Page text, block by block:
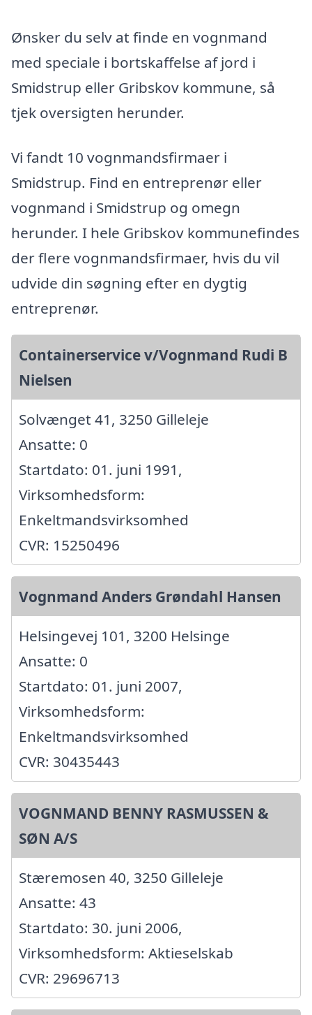
Ønsker du selv at finde en vognmand
med speciale i bortskaffelse af jord i
Smidstrup eller Gribskov kommune, så
tjek oversigten herunder.
Vi fandt 10 vognmandsfirmaer i
Smidstrup. Find en entreprenør eller
vognmand i Smidstrup og omegn
herunder. I hele Gribskov kommunefindes
der flere vognmandsfirmaer, hvis du vil
udvide din søgning efter en dygtig
entreprenør.
Containerservice v/Vognmand Rudi B
Nielsen
Solvænget 41, 3250 Gilleleje
Ansatte: 0
Startdato: 01. juni 1991,
Virksomhedsform:
Enkeltmandsvirksomhed
CVR: 15250496
Vognmand Anders Grøndahl Hansen
Helsingevej 101, 3200 Helsinge
Ansatte: 0
Startdato: 01. juni 2007,
Virksomhedsform:
Enkeltmandsvirksomhed
CVR: 30435443
VOGNMAND BENNY RASMUSSEN &
SØN A/S
Stæremosen 40, 3250 Gilleleje
Ansatte: 43
Startdato: 30. juni 2006,
Virksomhedsform: Aktieselskab
CVR: 29696713